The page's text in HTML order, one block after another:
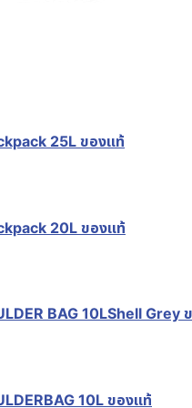
25L ของแท้
20L ของแท้
BAG 10LShell Grey
10L ของแท้